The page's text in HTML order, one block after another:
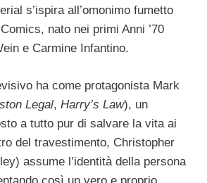
s’ispira all’omonimo fumetto
nato nei primi Anni ’70
e Carmine Infantino.
ha come protagonista Mark
Legal, Harry’s Law), un
a tutto pur di salvare la vita ai
del travestimento, Christopher
assume l’identità della persona